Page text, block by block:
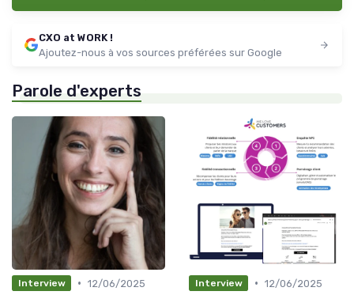
CXO at WORK !
Ajoutez-nous à vos sources préférées sur Google
Parole d'experts
Interview • 12/06/2025
Interview • 12/06/2025